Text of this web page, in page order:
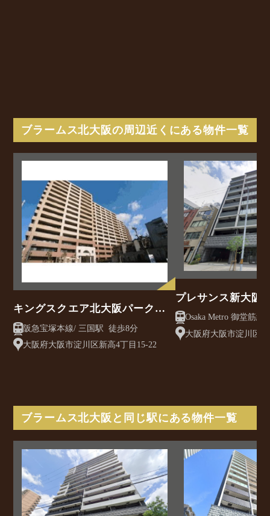
ブラームス北大阪の周辺近くにある物件一覧
キングスクエア北大阪パークフ
ェリス2番館
阪急宝塚本線/ 三国駅 徒歩8分
大阪府大阪市淀川区新高4丁目15-22
プレサンス新大阪
Osaka Metro 御堂筋線/ 西中島南方駅 徒
歩3分
大阪府大阪市淀川区
ブラームス北大阪と同じ駅にある物件一覧